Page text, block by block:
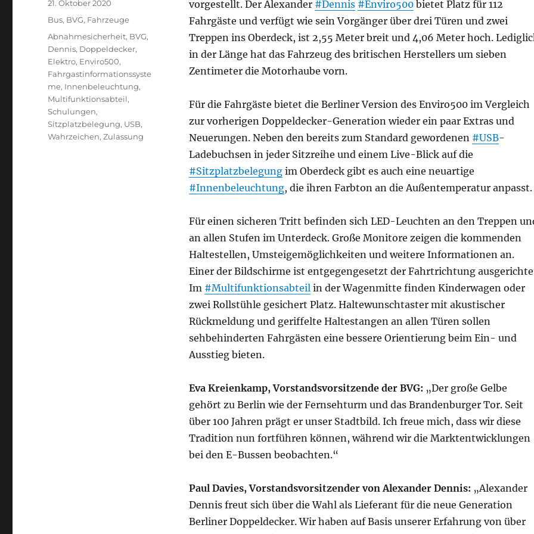
vorgestellt. Der Alexander #Dennis #Enviro500bietet Platz für 112
Fahrgäste und verfügt wie sein Vorgänger über drei Türen und zwei
Treppen ins Oberdeck, ist 2,55 Meter breit und 4,06 Meter hoch.
in der Länge hat das Fahrzeug des britischen Herstellers um sieben
Zentimeter die Motorhaube vorn.
Für die Fahrgäste bietet die Berliner Version des Enviro500 im Vergleich
zur vorherigen Doppeldecker-Generation wieder ein paar Extras und
Neuerungen. Neben den bereits zum Standard gewordenen #USB-
Ladebuchsen in jeder Sitzreihe und einem Live-Blick auf die
#Sitzplatzbelegungim Oberdeck gibt es auch eine neuartige
#Innenbeleuchtung, die ihren Farbton an die Außentemperatur anpasst.
Für einen sicheren Tritt befinden sich LED-Leuchten an den Treppen
an allen Stufen im Unterdeck. Große Monitore zeigen die kommenden
Haltestellen, Umsteigemöglichkeiten und weitere Informationen an.
Einer der Bildschirme ist entgegengesetzt der Fahrtrichtung
Im #Multifunktionsabteilin der Wagenmitte finden Kinderwagen oder
zwei Rollstühle gesichert Platz. Haltewunschtaster mit akustischer
Rückmeldung und geriffelte Haltestangen an allen Türen sollen
sehbehinderten Fahrgästen eine bessere Orientierung beim Ein- und
Ausstieg bieten.
Eva Kreienkamp, Vorstandsvorsitzende der BVG: „Der große Gelbe
gehört zu Berlin wie der Fernsehturm und das Brandenburger Tor. Seit
über 100 Jahren prägt er unser Stadtbild. Ich freue mich, dass wir diese
Tradition nun fortführen können, während wir die Marktentwicklungen
bei den E-Bussen beobachten.“
Paul Davies, Vorstandsvorsitzender von Alexander Dennis: „Alexander
Dennis freut sich über die Wahl als Lieferant für die neue Generation
Berliner Doppeldecker. Wir haben auf Basis unserer Erfahrung von über
Veröffentlicht
21. Oktober 2020
Kategorien
Bus, BVG, Fahrzeuge
Schlagwörter
Abnahmesicherheit, BVG,
Dennis, Doppeldecker,
Elektro, Enviro500,
Fahrgastinformationssyste
me, Innenbeleuchtung,
Multifunktionsabteil,
Schulungen,
Sitzplatzbelegung, USB,
Wahrzeichen,Zulassung